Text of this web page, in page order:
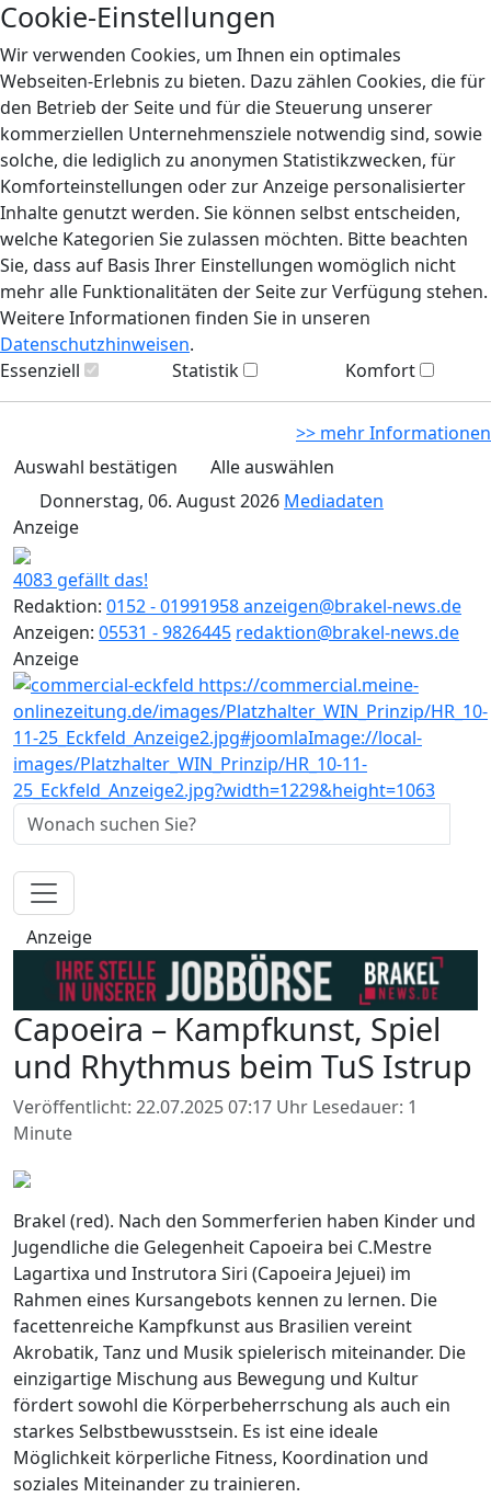
Cookie-Einstellungen
Wir verwenden Cookies, um Ihnen ein optimales
Webseiten-Erlebnis zu bieten. Dazu zählen Cookies, die für
den Betrieb der Seite und für die Steuerung unserer
kommerziellen Unternehmensziele notwendig sind, sowie
solche, die lediglich zu anonymen Statistikzwecken, für
Komforteinstellungen oder zur Anzeige personalisierter
Inhalte genutzt werden. Sie können selbst entscheiden,
welche Kategorien Sie zulassen möchten. Bitte beachten
Sie, dass auf Basis Ihrer Einstellungen womöglich nicht
mehr alle Funktionalitäten der Seite zur Verfügung stehen.
Weitere Informationen finden Sie in unseren
Datenschutzhinweisen.
Essenziell
Statistik Komfort
>> mehr Informationen
Auswahl bestätigen
Alle auswählen
Donnerstag, 06. August 2026 Mediadaten
Anzeige
4083 gefällt das!
Redaktion: 0152 - 01991958anzeigen@brakel-news.de
Anzeigen: 05531 - 9826445 redaktion@brakel-news.de
Anzeige
Anzeige
Capoeira – Kampfkunst, Spiel
und Rhythmus beim TuS Istrup
Veröffentlicht: 22.07.2025 07:17 Uhr Lesedauer: 1
Minute
Brakel (red). Nach den Sommerferien haben Kinder und
Jugendliche die Gelegenheit Capoeira bei C.Mestre
Lagartixa und Instrutora Siri (Capoeira Jejuei) im
Rahmen eines Kursangebots kennen zu lernen. Die
facettenreiche Kampfkunst aus Brasilien vereint
Akrobatik, Tanz und Musik spielerisch miteinander. Die
einzigartige Mischung aus Bewegung und Kultur
fördert sowohl die Körperbeherrschung als auch ein
starkes Selbstbewusstsein. Es ist eine ideale
Möglichkeit körperliche Fitness, Koordination und
soziales Miteinander zu trainieren.